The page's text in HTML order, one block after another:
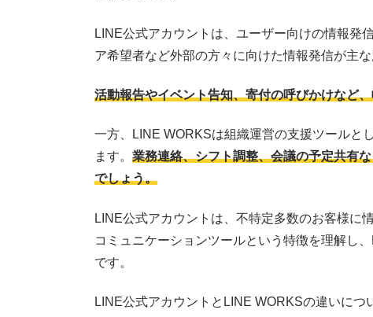
LINE公式アカウントは、ユーザー向けの情報発
ア希望者など外部の方々に向けた情報発信が主な
活動報告やイベント告知、寄付の呼びかけなど
一方、LINE WORKSは組織運営の支援ツールと
ます。 業務連絡、シフト調整、会議の予定共有
でしょう。
LINE公式アカウントは、不特定多数のお客様に
コミュニケーションツールという特徴を理解し
です。
LINE公式アカウントとLINE WORKSの違いにつ